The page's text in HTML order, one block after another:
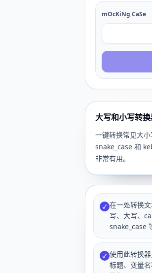
mOcKiNg CaSe
大写和小写转
一键转换常见大
snake_case 和
非常有用。
✓ 在一处转换
写、大写、
snake_case
✓ 使用此转换
标题、变量